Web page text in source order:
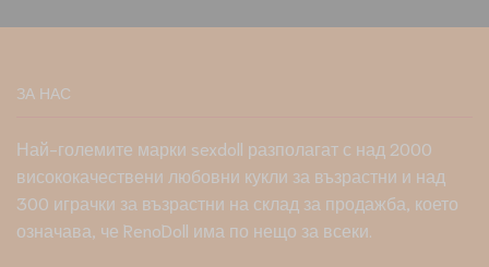
ЗА НАС
Най-големите марки sexdoll разполагат с над 2000
висококачествени любовни кукли за възрастни и над
300 играчки за възрастни на склад за продажба, което
означава, че RenoDoll има по нещо за всеки.